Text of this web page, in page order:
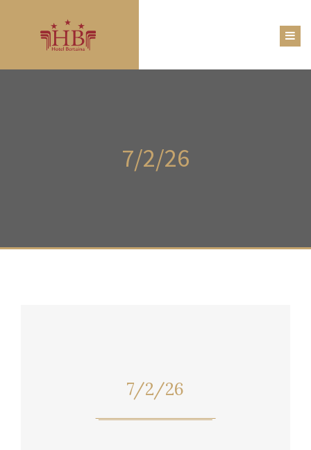
7/2/26
7/2/26